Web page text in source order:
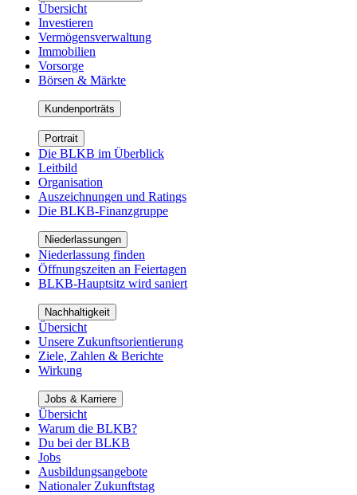
Übersicht
Investieren
Vermögensverwaltung
Immobilien
Vorsorge
Börsen & Märkte
Kundenporträts
Portrait
Die BLKB im Überblick
Leitbild
Organisation
Auszeichnungen und Ratings
Die BLKB-Finanzgruppe
Niederlassungen
Niederlassung finden
Öffnungszeiten an Feiertagen
BLKB-Hauptsitz wird saniert
Nachhaltigkeit
Übersicht
Unsere Zukunftsorientierung
Ziele, Zahlen & Berichte
Wirkung
Jobs & Karriere
Übersicht
Warum die BLKB?
Du bei der BLKB
Jobs
Ausbildungsangebote
Nationaler Zukunftstag